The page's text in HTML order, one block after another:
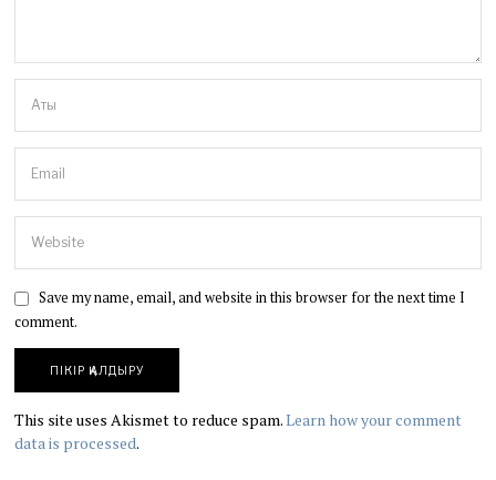
Save my name, email, and website in this browser for the next time I
comment.
This site uses Akismet to reduce spam.Learn how your comment
data is processed.